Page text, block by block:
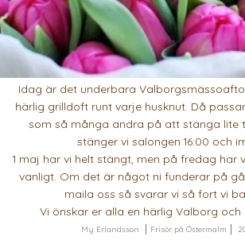
Idag är det underbara
härlig grilldoft runt varje husknut. Då
som så många andra på att stänga lite
stänger vi salongen 16:00 och
1 maj har vi helt stängt, men på fredag har
vanligt. Om det är något ni funderar på
maila oss så svarar vi så fort vi
Vi önskar er alla en härlig Valborg och
My Erlandsson Frisör på Östermalm